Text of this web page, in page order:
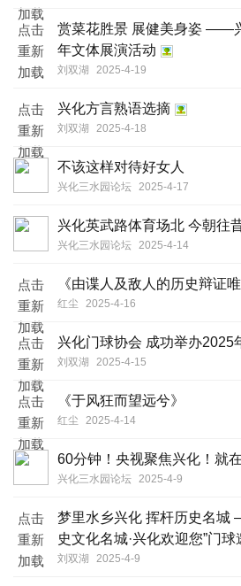
加载
点击
重新
加载
赏菜花胜景 展健美身姿 ——兴化市昭阳街道举办老
年文体展演活动
刘双湖 2025-4-19
点击
重新
加载
兴化方言熟语选摘
刘双湖 2025-4-18
不该这样对待好女人
兴化三水园论坛 2025-4-17
兴化英武路体育场北 今朝往
兴化三水园论坛 2025-4-14
点击
重新
加载
《由谍人及敌人的历史辩证
红尘 2025-4-16
点击
重新
加载
兴化门球协会 成功举办2025
刘双湖 2025-4-15
点击
重新
加载
《于风狂而望远兮》
红尘 2025-4-14
60分钟！央视聚焦兴化！就
兴化三水园论坛 2025-4-9
点击
重新
加载
梦里水乡兴化 挥杆历史名城 ——兴化市举办“国家历
史文化名城·兴化欢迎您”门球
刘双湖 2025-4-9